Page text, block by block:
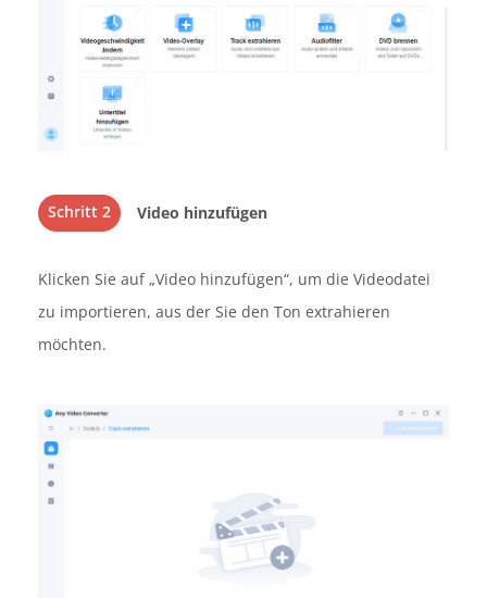
Schritt 2 Video hinzufügen
Klicken Sie auf „Video hinzufügen“, um die Videodatei
zu importieren, aus der Sie den Ton extrahieren
möchten.